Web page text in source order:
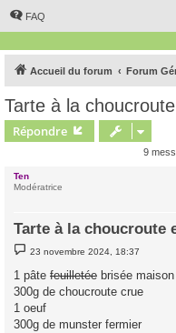
FAQ
Accueil du forum Forum
Tarte à la
Répondre
9
Ten
Modératrice
Tarte à la choucroute
M
e
s
a
e
23 novembre 2024, 18:37
1 pâte feuilletée brisée
300g de choucroute crue
1 oeuf
300g de munster fermier